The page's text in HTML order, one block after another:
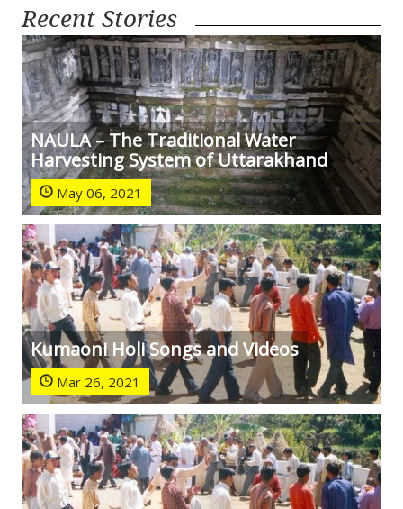
Recent Stories
NAULA – The Traditional Water
Harvesting System of Uttarakhand
May 06, 2021
Kumaoni Holi Songs and Videos
Mar 26, 2021